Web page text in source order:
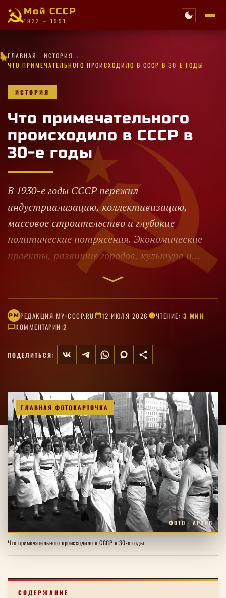
Мой СССР
1922 – 1991
✧
★
·
★
·
★
★
★
·✧
··✦
★
✦
·
✦
✧
✦★
·★
★
★
★
·✦ ГЛАВНАЯ → ИСТОРИЯ →
ЧТО ПРИМЕЧАТЕЛЬНОГО ПРОИСХОДИЛО В СССР В 30-Е ГОДЫ
ИСТОРИЯ
Что примечательного
происходило в СССР в
30-е годы
В 1930-е годы СССР пережил
индустриализацию, коллективизацию,
массовое строительство и глубокие
политические потрясения. Экономические
проекты, развитие городов, культура и
повседневность – без умолчания о высокой
РM РЕДАКЦИЯ MY-CCCP.RU 12 ИЮЛЯ 2026 ЧТЕНИЕ: 3 МИН
КОММЕНТАРИИ:2
ПОДЕЛИТЬСЯ:
ГЛАВНАЯ ФОТОКАРТОЧКА
ФОТО · АРХИВ
Что примечательного происходило в СССР в 30-е годы
СОДЕРЖАНИЕ